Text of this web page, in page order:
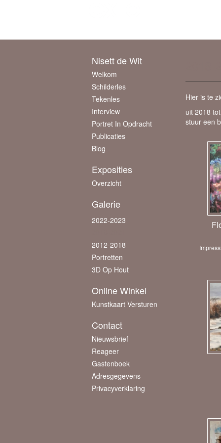
Hier is te
uit 2018
stuur een
Nisett de Wit
Welkom
Schilderles
Tekenles
Interview
Portret In Opdracht
Publicaties
Blog
Exposities
Overzicht
Galerie
2022-2023
2012-2018
Portretten
3D Op Hout
Online Winkel
Kunstkaart Versturen
Contact
Nieuwsbrief
Reageer
Gastenboek
Adresgegevens
Privacyverklaring